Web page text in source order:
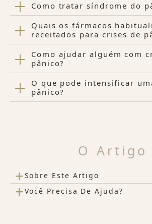
Como tratar síndrome do
Quais os fármacos
receitados para crises de
Como ajudar alguém com
pânico?
O que pode intensificar
pânico?
O Artigo
+Sobre Este Artigo
+Você Precisa De Ajuda?